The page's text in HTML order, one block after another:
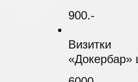
900.-
Визитки
«Докербар»